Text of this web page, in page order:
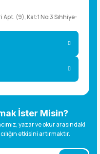
Apt. (9), Kat:1 No:3 Sıhhiye-
İster Misin?
yazar ve okur arasındaki
etkisini artırmaktır.